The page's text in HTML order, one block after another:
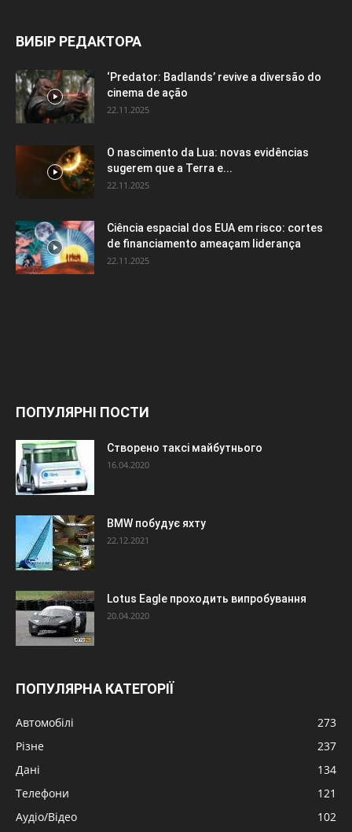
ВИБІР РЕДАКТОРА
‘Predator: Badlands’ revive a diversão do
cinema de ação
22.11.2025
O nascimento da Lua: novas evidências
sugerem que a Terra e...
22.11.2025
Ciência espacial dos EUA em risco: cortes
de financiamento ameaçam liderança
22.11.2025
ПОПУЛЯРНІ ПОСТИ
Створено таксі майбутнього
16.04.2020
BMW побудує яхту
22.12.2021
Lotus Eagle проходить випробування
20.04.2020
ПОПУЛЯРНА КАТЕГОРІЇ
Автомобілі
273
Різне
237
Дані
134
Телефони
121
Аудіо/Відео
102